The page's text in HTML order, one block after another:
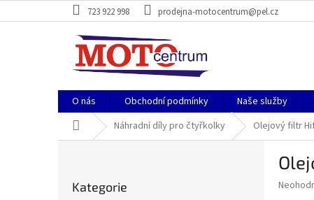
na
723 922 998 prodejna-motocentrum@pel.cz
O nás Obchodní podmínky Naše služby
Domů Náhradní díly pro čtyřkolky Olejový filtr
kategorie
Kategorie